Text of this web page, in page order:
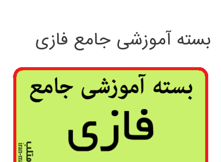
بسته آموزشی جامع فازی